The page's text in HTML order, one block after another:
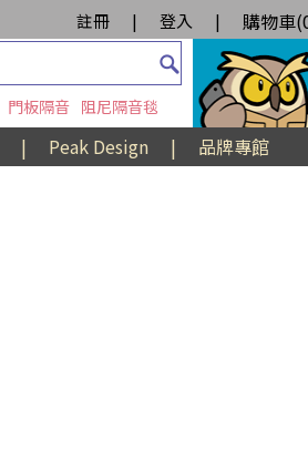
註冊 | 登入 | 購物車(
門板隔音 阻尼隔音毯
| Peak Design |
品牌專館